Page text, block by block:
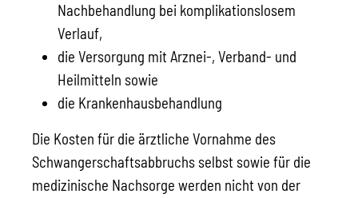
Nachbehandlung bei komplikationslosem
Verlauf,
die Versorgung mit Arznei-, Verband- und
Heilmitteln sowie
die Krankenhausbehandlung
Die Kosten für die ärztliche Vornahme des
Schwangerschaftsabbruchs selbst sowie für die
medizinische Nachsorge werden nicht von der